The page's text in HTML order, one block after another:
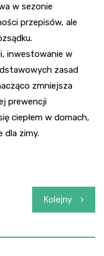
w sezonie
przepisów, ale
inwestowanie w
zasad
zmniejsza
prewencji
ciepłem w domach,
dla zimy.
Kolejny